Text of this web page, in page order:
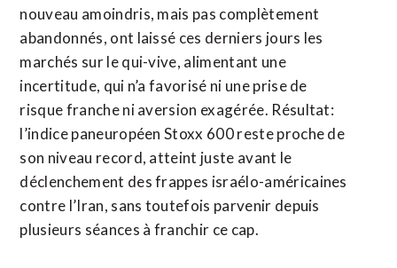
nouveau amoindris, mais pas complètement
abandonnés, ont laissé ces derniers jours les
marchés sur le qui-vive, alimentant une
incertitude, qui n’a favorisé ni une prise de
risque franche ni aversion exagérée. Résultat:
l’indice paneuropéen Stoxx 600 reste proche de
son niveau record, atteint juste avant le
déclenchement ​des frappes israélo-américaines
contre l’Iran, sans toutefois parvenir depuis
plusieurs séances à franchir ce cap.